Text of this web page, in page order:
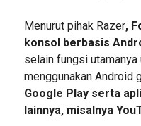
Menurut pihak Razer,
konsol berbasis
selain fungsi utamanya
menggunakan Android
Google Play serta
lainnya, misalnya